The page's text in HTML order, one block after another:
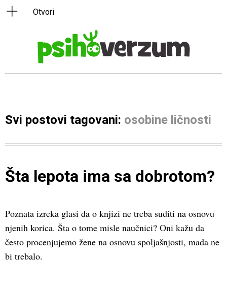
Svi postovi tagovani: osobine ličnosti
Šta lepota ima sa dobrotom?
Poznata izreka glasi da o knjizi ne treba suditi na osnovu
njenih korica. Šta o tome misle naučnici? Oni kažu da
često procenjujemo žene na osnovu spoljašnjosti, mada ne
bi trebalo.